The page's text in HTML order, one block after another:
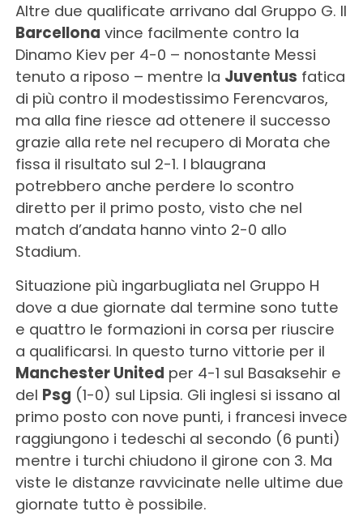
Altre due qualificate arrivano dal Gruppo G. Il
Barcellona vince facilmente contro la
Dinamo Kiev per 4-0 – nonostante Messi
tenuto a riposo – mentre la Juventus fatica
di più contro il modestissimo Ferencvaros,
ma alla fine riesce ad ottenere il successo
grazie alla rete nel recupero di Morata che
fissa il risultato sul 2-1. I blaugrana
potrebbero anche perdere lo scontro
diretto per il primo posto, visto che nel
match d’andata hanno vinto 2-0 allo
Stadium.
Situazione più ingarbugliata nel Gruppo H
dove a due giornate dal termine sono tutte
e quattro le formazioni in corsa per riuscire
a qualificarsi. In questo turno vittorie per il
Manchester United per 4-1 sul Basaksehir e
del Psg (1-0) sul Lipsia. Gli inglesi si issano al
primo posto con nove punti, i francesi invece
raggiungono i tedeschi al secondo (6 punti)
mentre i turchi chiudono il girone con 3. Ma
viste le distanze ravvicinate nelle ultime due
giornate tutto è possibile.